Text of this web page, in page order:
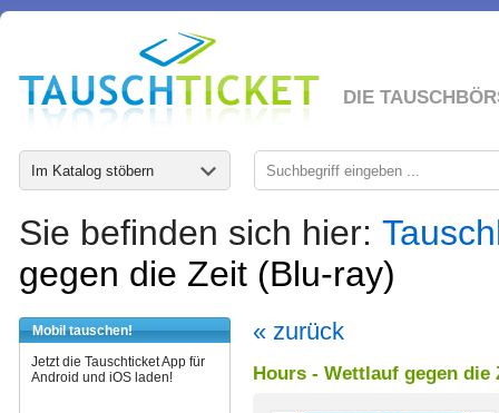
DIE
Im Katalog stöbern
Sie befinden sich hier:
gegen die Zeit (Blu-ray)
Mobil tauschen!
Jetzt die Tauschticket App für
Android und iOS laden!
« zurück
Hours - Wettlauf gegen die